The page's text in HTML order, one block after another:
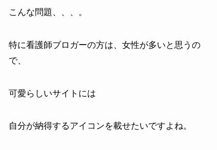
こんな問題、、、。
特に看護師ブロガーの方は、女性が多いと思うの
で、
可愛らしいサイトには
自分が納得するアイコンを載せたいですよね。